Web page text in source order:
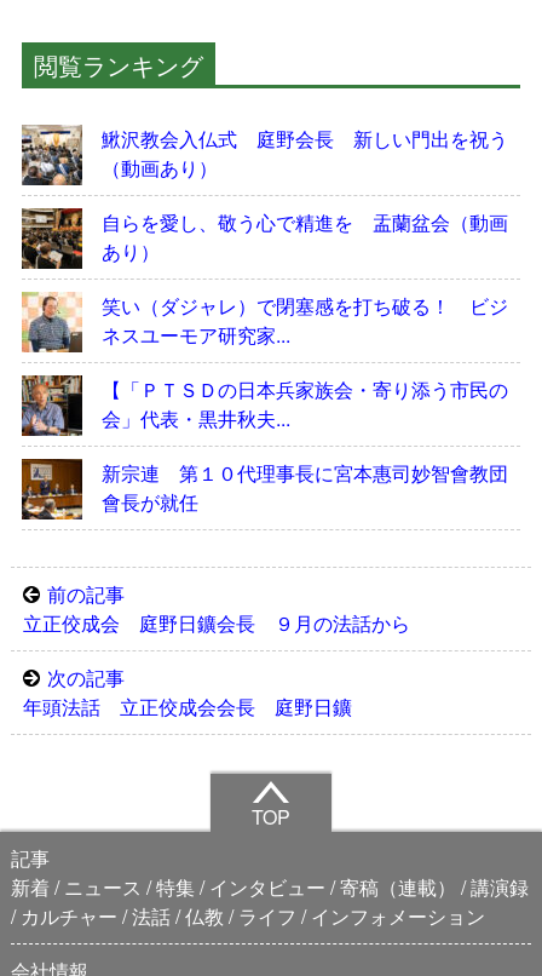
閲覧ランキング
鰍沢教会入仏式 庭野会長 新しい門出を祝う
（動画あり）
自らを愛し、敬う心で精進を 盂蘭盆会（動画
あり）
笑い（ダジャレ）で閉塞感を打ち破る！ ビジ
ネスユーモア研究家...
【「ＰＴＳＤの日本兵家族会・寄り添う市民の
会」代表・黒井秋夫...
新宗連 第１０代理事長に宮本惠司妙智會教団
會長が就任
前の記事
立正佼成会 庭野日鑛会長 ９月の法話から
次の記事
年頭法話 立正佼成会会長 庭野日鑛
TOP
記事
新着
ニュース 特集 インタビュー 寄稿（連載）
講演録
カルチャー 法話 仏教 ライフ
インフォメーション